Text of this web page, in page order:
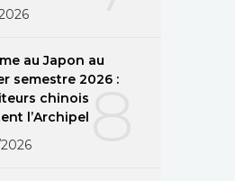
au Japon au
semestre 2026 :
chinois
l’Archipel